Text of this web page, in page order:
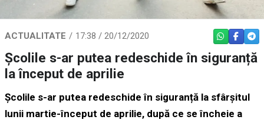
ACTUALITATE 17:38 / 20/12/2020 WHATSAPP
Școlile s-ar putea redeschide în siguranță
la început de aprilie
Școlile s-ar putea redeschide în siguranță la sfârșitul
lunii martie-început de aprilie, după ce se încheie a